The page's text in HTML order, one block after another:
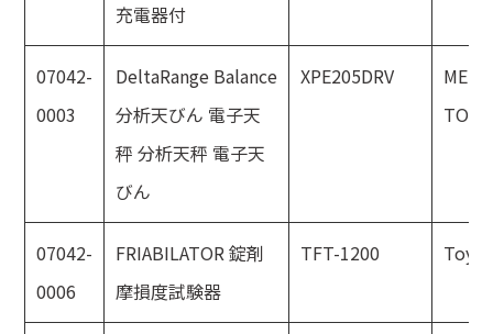
充電器付
07042-
0003
DeltaRange Balance
分析天びん 電子天
秤 分析天秤 電子天
びん
XPE205DRV
07042-
0006
FRIABILATOR 錠剤
摩損度試験器
TFT-1200